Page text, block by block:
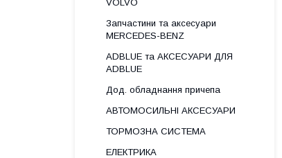
VOLVO
Запчастини та аксесуари
MERCEDES-BENZ
ADBLUE та АКСЕСУАРИ ДЛЯ
ADBLUE
Дод. обладнання причепа
АВТОМОСИЛЬНІ АКСЕСУАРИ
ТОРМОЗНА СИСТЕМА
ЕЛЕКТРИКА